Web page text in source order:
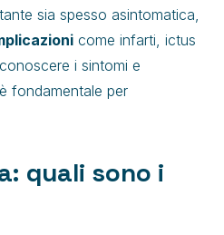
sia spesso asintomatica,
come infarti, ictus
i sintomi e
fondamentale per
quali sono i